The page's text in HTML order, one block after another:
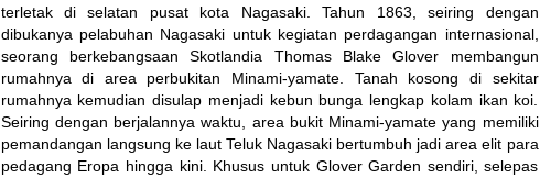
terletak di selatan pusat kota Nagasaki. Tahun 1863, seiring dengan
dibukanya pelabuhan Nagasaki untuk kegiatan perdagangan internasional,
seorang berkebangsaan Skotlandia Thomas Blake Glover membangun
rumahnya di area perbukitan Minami-yamate. Tanah kosong di sekitar
rumahnya kemudian disulap menjadi kebun bunga lengkap kolam ikan koi.
Seiring dengan berjalannya waktu, area bukit Minami-yamate yang memiliki
pemandangan langsung ke laut Teluk Nagasaki bertumbuh jadi area elit para
pedagang Eropa hingga kini. Khusus untuk Glover Garden sendiri, selepas